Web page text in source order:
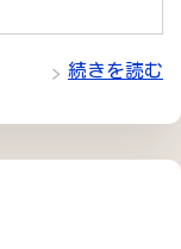
続きを読む